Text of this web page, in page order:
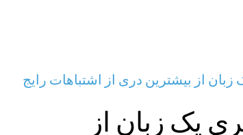
زبان از بیشترین دری از اشتباهات رایج
یک زبان از